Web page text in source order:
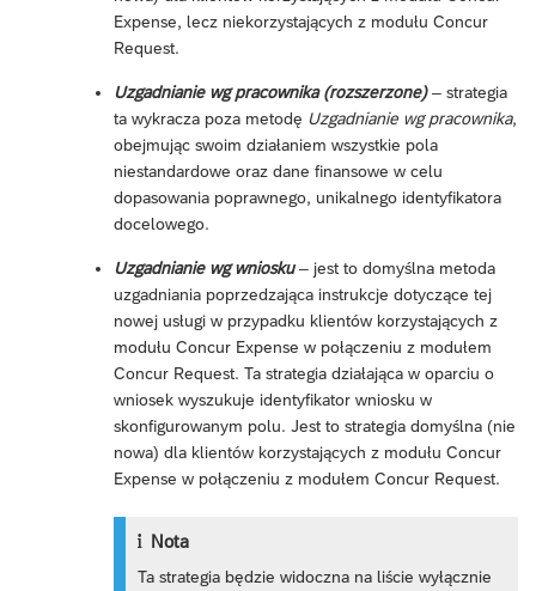
Expense, lecz niekorzystających z modułu Concur
Request.
Uzgadnianie wg pracownika (rozszerzone)– strategia
ta wykracza poza metodę Uzgadnianie wg pracownika,
obejmując swoim działaniem wszystkie pola
niestandardowe oraz dane finansowe w celu
dopasowania poprawnego, unikalnego identyfikatora
docelowego.
Uzgadnianie wg wniosku– jest to domyślna metoda
uzgadniania poprzedzająca instrukcje dotyczące tej
nowej usługi w przypadku klientów korzystających z
modułu Concur Expense w połączeniu z modułem
Concur Request. Ta strategia działająca w oparciu o
wniosek wyszukuje identyfikator wniosku w
skonfigurowanym polu. Jest to strategia domyślna (nie
nowa) dla klientów korzystających z modułu Concur
Expense w połączeniu z modułem Concur Request.
Nota
Ta strategia będzie widoczna na liście wyłącznie